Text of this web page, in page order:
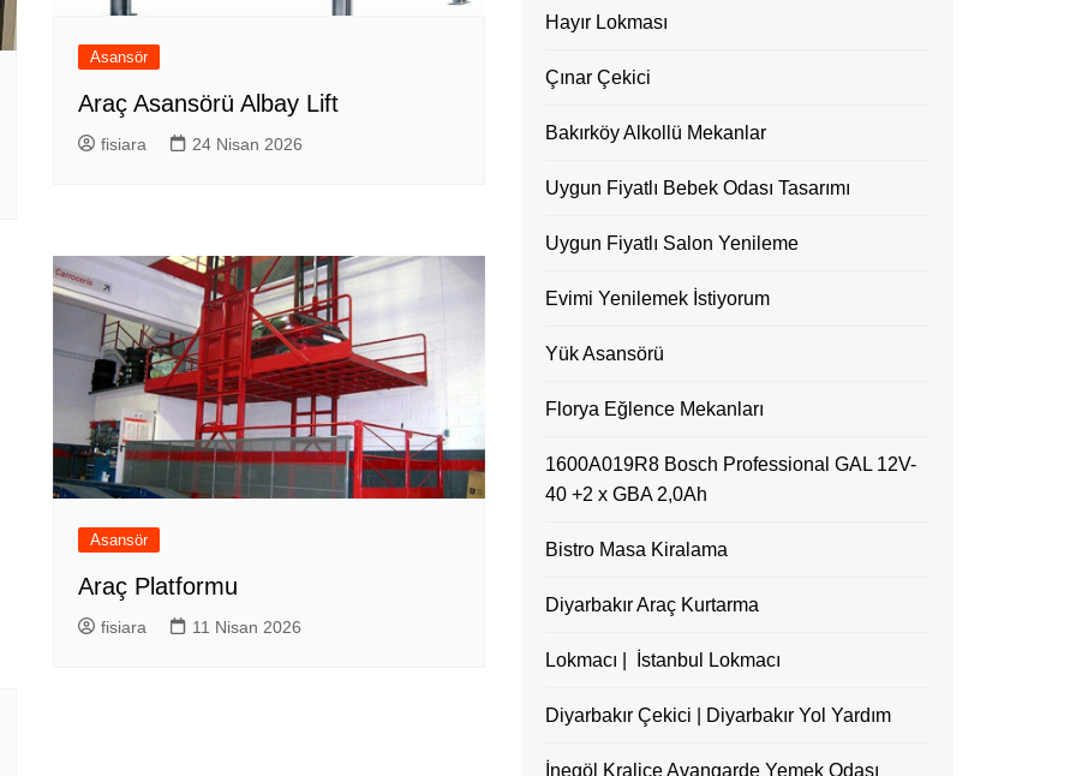
Asansör
Araç Asansörü Albay Lift
fisiara 24 Nisan 2026
Asansör
Araç Platformu
fisiara 11 Nisan 2026
Hayır Lokması
Çınar Çekici
Bakırköy Alkollü Mekanlar
Uygun Fiyatlı Bebek Odası Tasarımı
Uygun Fiyatlı Salon Yenileme
Evimi Yenilemek İstiyorum
Yük Asansörü
Florya Eğlence Mekanları
1600A019R8 Bosch Professional GAL 12V-
40 +2 x GBA 2,0Ah
Bistro Masa Kiralama
Diyarbakır Araç Kurtarma
Lokmacı | İstanbul Lokmacı
Diyarbakır Çekici | Diyarbakır Yol Yardım
İnegöl Kraliçe Avangarde Yemek Odası